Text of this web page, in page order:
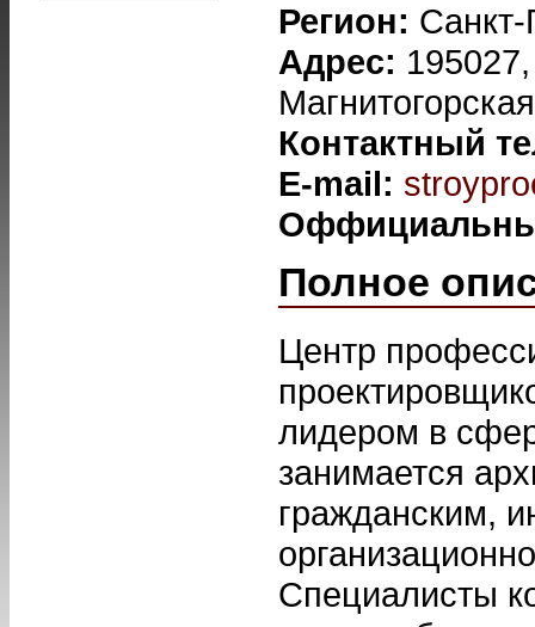
Регион: Санкт-
Адрес:
Контактный
E-mail:
Полное
Центр
лидером в
занимается
гражданским,
Специалисты